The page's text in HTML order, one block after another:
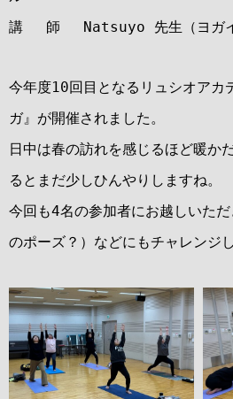
講 師 Natsuyo 先生（ヨガイ
今年度10回目となるリュシオアカ
ガ』が開催されました。
日中は春の訪れを感じるほど暖か
るとまだ少しひんやりしますね。
今回も4名の参加者にお越しいた
のポーズ？）などにもチャレンジし